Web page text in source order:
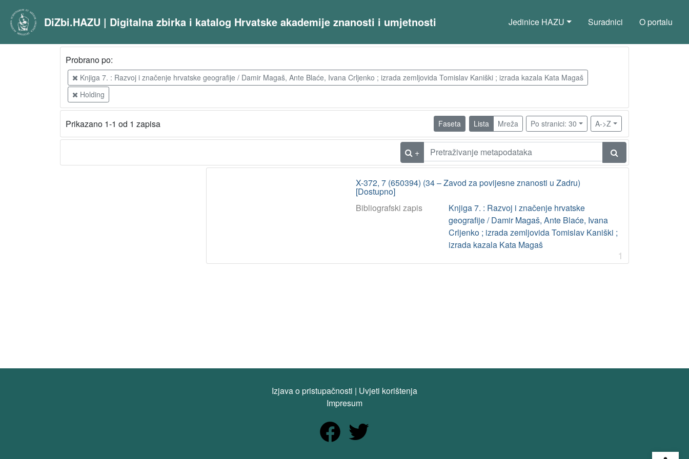
DiZbi.HAZU | Digitalna zbirka i katalog Hrvatske akademije znanosti i umjetnosti Jedinice HAZU Suradnici O portalu
Probrano po:
Knjiga 7. : Razvoj i značenje hrvatske geografije / Damir Magaš, Ante Blaće, Ivana Crljenko ; izrada zemljovida Tomislav Kaniški ; izrada kazala Kata Magaš
Holding
Prikazano 1-1 od 1 zapisa Faseta Lista Mreža Po stranici: 30 A->Z
+
X-372, 7 (650394) (34 – Zavod za povijesne znanosti u Zadru)
[Dostupno]
Bibliografski zapis
Knjiga 7. : Razvoj i značenje hrvatske
geografije / Damir Magaš, Ante Blaće, Ivana
Crljenko ; izrada zemljovida Tomislav Kaniški ;
izrada kazala Kata Magaš
1
Izjava o pristupačnosti | Uvjeti korištenja
Impresum